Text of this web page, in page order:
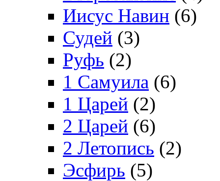
Иисус Навин (6)
Судей (3)
Руфь (2)
1 Самуила (6)
1 Царей (2)
2 Царей (6)
2 Летопись (2)
Эсфирь (5)